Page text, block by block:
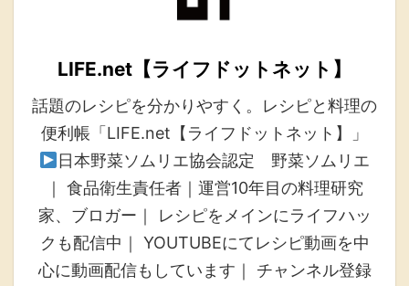
LIFE.net【ライフドットネット】
話題のレシピを分かりやすく。レシピと料理の
便利帳「LIFE.net【ライフドットネット】」
日本野菜ソムリエ協会認定 野菜ソムリエ
｜ 食品衛生責任者｜運営10年目の料理研究
家、ブロガー｜ レシピをメインにライフハッ
クも配信中｜ YOUTUBEにてレシピ動画を中
心に動画配信もしています｜ チャンネル登録